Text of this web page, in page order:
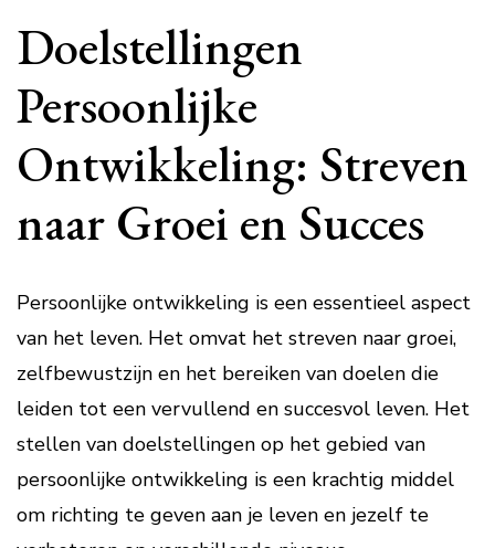
Doelstellingen
Persoonlijke
Ontwikkeling: Streven
naar Groei en Succes
Persoonlijke ontwikkeling is een essentieel aspect
van het leven. Het omvat het streven naar groei,
zelfbewustzijn en het bereiken van doelen die
leiden tot een vervullend en succesvol leven. Het
stellen van doelstellingen op het gebied van
persoonlijke ontwikkeling is een krachtig middel
om richting te geven aan je leven en jezelf te